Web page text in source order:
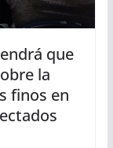
que
la
finos en